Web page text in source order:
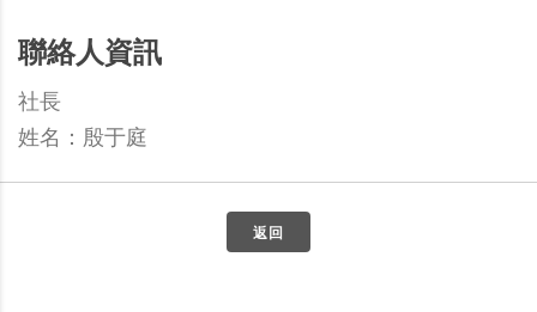
聯絡人資訊
社長
姓名：殷于庭
返回